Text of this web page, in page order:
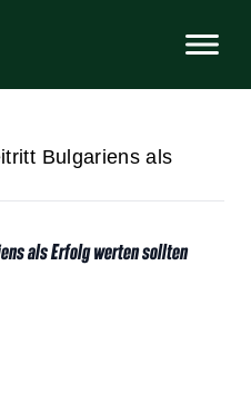
als Erfolg werten sollten